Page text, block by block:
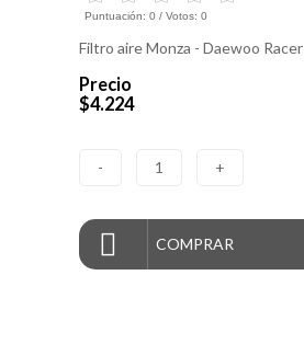
Puntuación: 0 / Votos: 0
Filtro aire Monza - Daewoo Racer
Precio
$4.224
- 1 +
COMPRAR